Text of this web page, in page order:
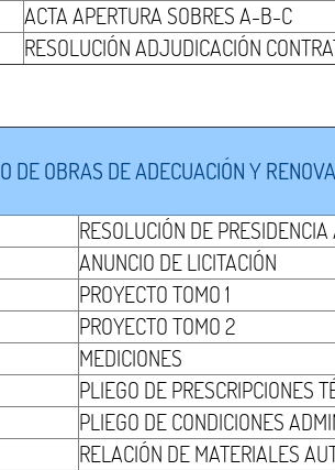
ACTA APERTURA SOBRES A-B-C
RESOLUCIÓN ADJUDICACIÓN
DE OBRAS DE ADECUACIÓN Y
RESOLUCIÓN DE
ANUNCIO DE LICITACIÓN
PROYECTO TOMO 1
PROYECTO TOMO 2
MEDICIONES
PLIEGO DE PRESCRIPCIONES
PLIEGO DE CONDICIONES
RELACIÓN DE MATERIALES